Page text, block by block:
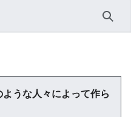
検索
うな人々によって作ら